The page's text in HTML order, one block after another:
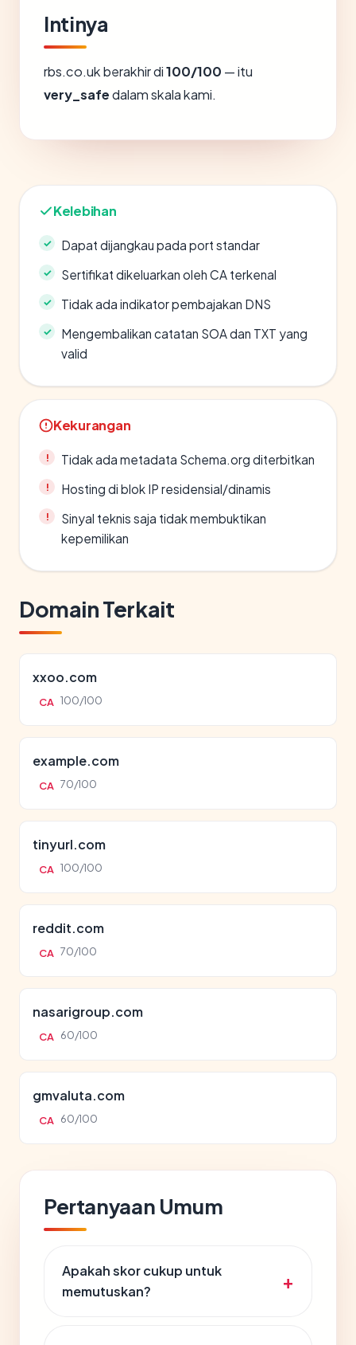
Intinya
rbs.co.uk berakhir di100/100 — itu
very_safedalam skala kami.
Kelebihan
Dapat dijangkau pada port standar
Sertifikat dikeluarkan oleh CA terkenal
Tidak ada indikator pembajakan DNS
Mengembalikan catatan SOA dan TXT yang
valid
Kekurangan
Tidak ada metadata Schema.org diterbitkan
Hosting di blok IP residensial/dinamis
Sinyal teknis saja tidak membuktikan
kepemilikan
Domain Terkait
xxoo.com
CA 100/100
example.com
CA 70/100
tinyurl.com
CA 100/100
reddit.com
CA 70/100
nasarigroup.com
CA 60/100
gmvaluta.com
CA 60/100
Pertanyaan Umum
Apakah skor cukup untuk
memutuskan?